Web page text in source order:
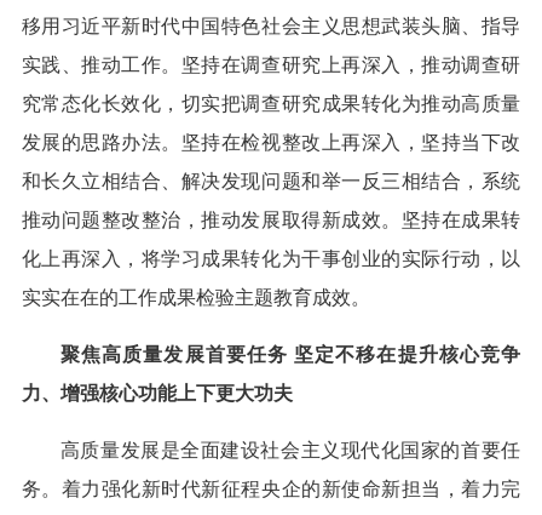
移用习近平新时代中国特色社会主义思想武装头脑、指导
实践、推动工作。坚持在调查研究上再深入，推动调查研
究常态化长效化，切实把调查研究成果转化为推动高质量
发展的思路办法。坚持在检视整改上再深入，坚持当下改
和长久立相结合、解决发现问题和举一反三相结合，系统
推动问题整改整治，推动发展取得新成效。坚持在成果转
化上再深入，将学习成果转化为干事创业的实际行动，以
实实在在的工作成果检验主题教育成效。
聚焦高质量发展首要任务 坚定不移在提升核心竞争
力、增强核心功能上下更大功夫
高质量发展是全面建设社会主义现代化国家的首要任
务。着力强化新时代新征程央企的新使命新担当，着力完